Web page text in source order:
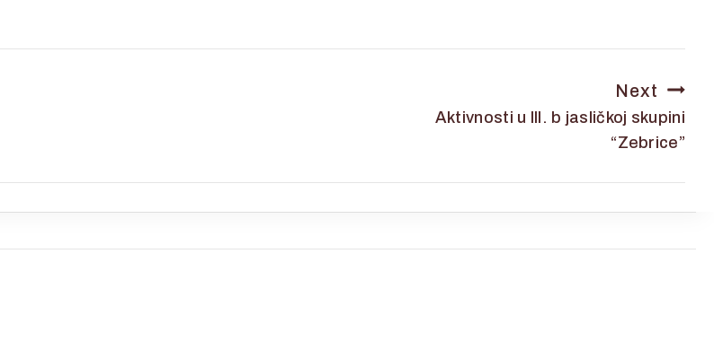
Next
Aktivnosti u III. b jasličkoj skupini
“Zebrice”